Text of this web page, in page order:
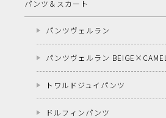
パンツ＆スカート
パンツヴェルラン
パンツヴェルラン BEIGE×CAMEL
トワルドジュイパンツ
ドルフィンパンツ